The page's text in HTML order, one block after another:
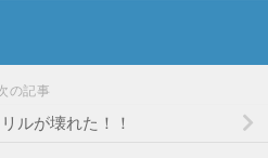
の記事
ルが壊れた！！